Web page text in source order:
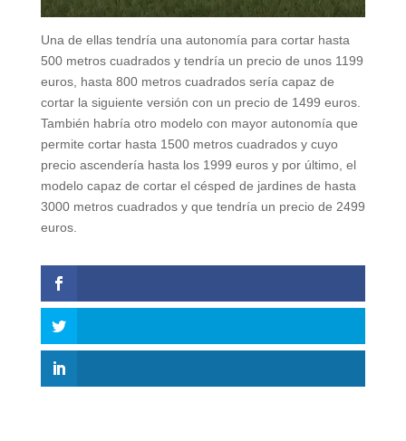
Una de ellas tendría una autonomía para cortar hasta
500 metros cuadrados y tendría un precio de unos 1199
euros, hasta 800 metros cuadrados sería capaz de
cortar la siguiente versión con un precio de 1499 euros.
También habría otro modelo con mayor autonomía que
permite cortar hasta 1500 metros cuadrados y cuyo
precio ascendería hasta los 1999 euros y por último, el
modelo capaz de cortar el césped de jardines de hasta
3000 metros cuadrados y que tendría un precio de 2499
euros.